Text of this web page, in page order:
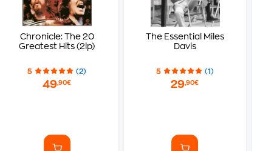
Chronicle: The 20
Greatest Hits (2lp)
5 (2)
49,90€
The Essential Miles
Davis
5 (1)
29,90€